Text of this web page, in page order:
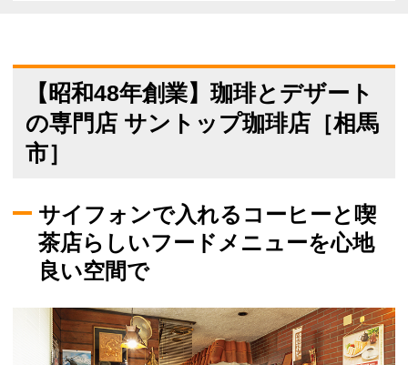
【昭和48年創業】珈琲とデザート
の専門店 サントップ珈琲店［相馬
市］
サイフォンで入れるコーヒーと喫
茶店らしいフードメニューを心地
良い空間で